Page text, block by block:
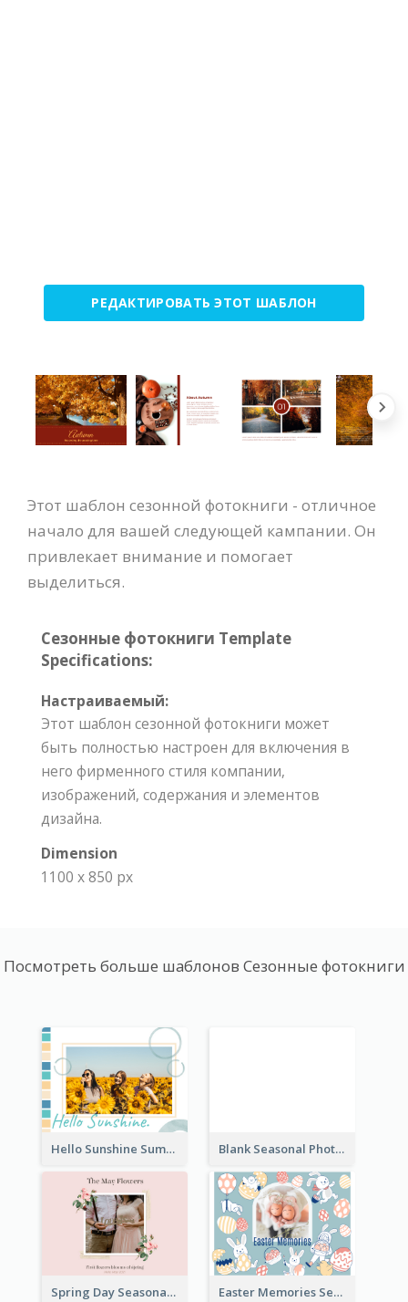
РЕДАКТИРОВАТЬ ЭТОТ ШАБЛОН
Этот шаблон сезонной фотокниги - отличное
начало для вашей следующей кампании. Он
привлекает внимание и помогает
выделиться.
Сезонные фотокниги Template
Specifications:
Настраиваемый:
Этот шаблон сезонной фотокниги может
быть полностью настроен для включения в
него фирменного стиля компании,
изображений, содержания и элементов
дизайна.
Dimension
1100 x 850 px
Посмотреть больше шаблонов Сезонные фотокниги
Hello Sunshine Summer Holidays Seasonal Photo Book Blank Seasonal Photo Book
Spring Day Seasonal Photo Book Easter Memories Seasonal Photo Book